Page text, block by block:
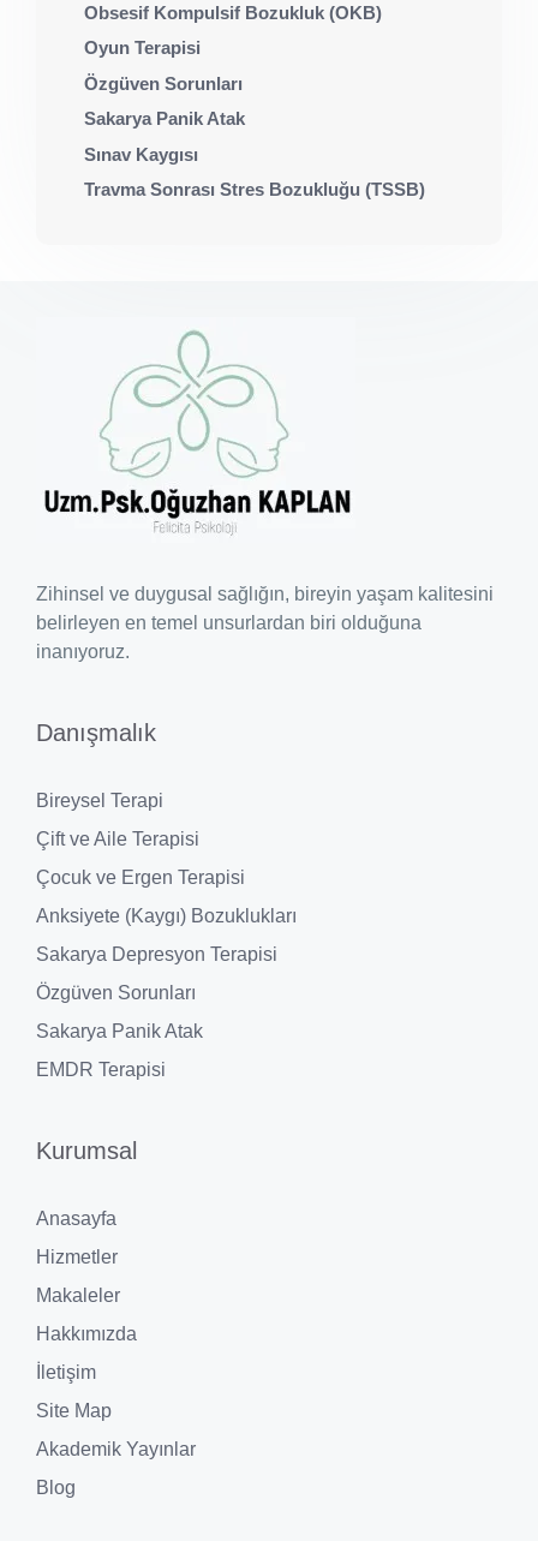
Obsesif Kompulsif Bozukluk (OKB)
Oyun Terapisi
Özgüven Sorunları
Sakarya Panik Atak
Sınav Kaygısı
Travma Sonrası Stres Bozukluğu (TSSB)
Zihinsel ve duygusal sağlığın, bireyin yaşam kalitesini
belirleyen en temel unsurlardan biri olduğuna
inanıyoruz.
Danışmalık
Bireysel Terapi
Çift ve Aile Terapisi
Çocuk ve Ergen Terapisi
Anksiyete (Kaygı) Bozuklukları
Sakarya Depresyon Terapisi
Özgüven Sorunları
Sakarya Panik Atak
EMDR Terapisi
Kurumsal
Anasayfa
Hizmetler
Makaleler
Hakkımızda
İletişim
Site Map
Akademik Yayınlar
Blog